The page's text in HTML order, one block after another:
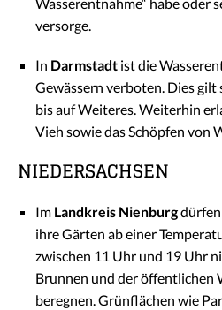
Wasserentnahme“ habe oder
versorge.
In Darmstadt ist die
Gewässern verboten. Dies gilt
bis auf Weiteres. Weiterhin
Vieh sowie das Schöpfen von
NIEDERSACHSEN
Im Landkreis Nienburg
ihre Gärten ab einer
zwischen 11 Uhr und 19 Uhr
Brunnen und der öffentlichen
beregnen. Grünflächen wie